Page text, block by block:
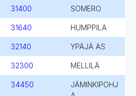
31400 SOMERO
31640 HUMPPILA
32140 YPÄJÄ AS
32300 MELLILÄ
34450
JÄMINKIPOHJ